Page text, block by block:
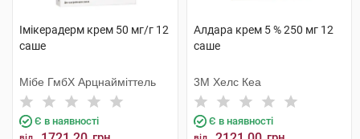
Імікерадерм крем 50 мг/г 12
саше
Мібе ГмбХ Арцнайміттель
Є в наявності
Алдара крем 5 % 250 мг 12
саше
3М Хелс Кеа
Є в наявності